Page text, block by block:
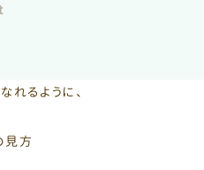
れるように、
見方